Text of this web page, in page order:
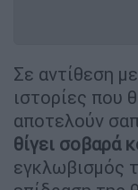
Σε αντίθεση
ιστορίες που
αποτελούν
θίγει σοβαρά
εγκλωβισμός